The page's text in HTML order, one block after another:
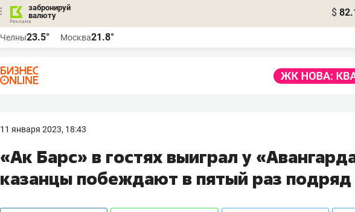
забронируй
валюту
$
Челны23.5° Москва21.8°
11 января 2023, 18:43
«Ак Барс» в гостях выиграл у
казанцы побеждают в пятый раз подряд